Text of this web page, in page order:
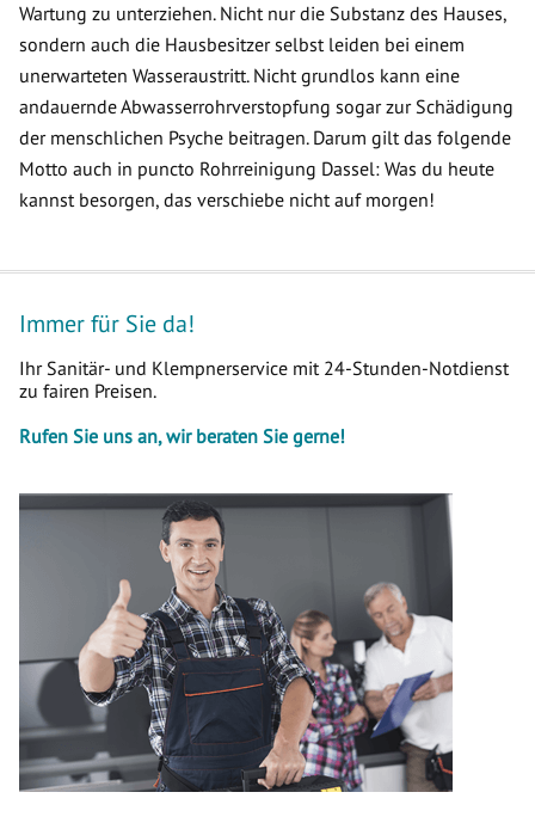
Wartung zu unterziehen. Nicht nur die Substanz des Hauses,
sondern auch die Hausbesitzer selbst leiden bei einem
unerwarteten Wasseraustritt. Nicht grundlos kann eine
andauernde Abwasserrohrverstopfung sogar zur Schädigung
der menschlichen Psyche beitragen. Darum gilt das folgende
Motto auch in puncto Rohrreinigung Dassel: Was du heute
kannst besorgen, das verschiebe nicht auf morgen!
Immer für Sie da!
Ihr Sanitär- und Klempnerservice mit 24-Stunden-Notdienst
zu fairen Preisen.
Rufen Sie uns an, wir beraten Sie gerne!